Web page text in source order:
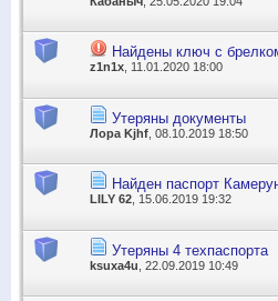
Найдены ключ с
z1n1x , 11.01.2020 18:00
Утеряны документы
Лора Kjhf , 08.10.2019 18:50
Найден паспорт
LILY 62 , 15.06.2019 19:32
Утеряны 4 техпаспорта
ksuxa4u , 22.09.2019 10:49